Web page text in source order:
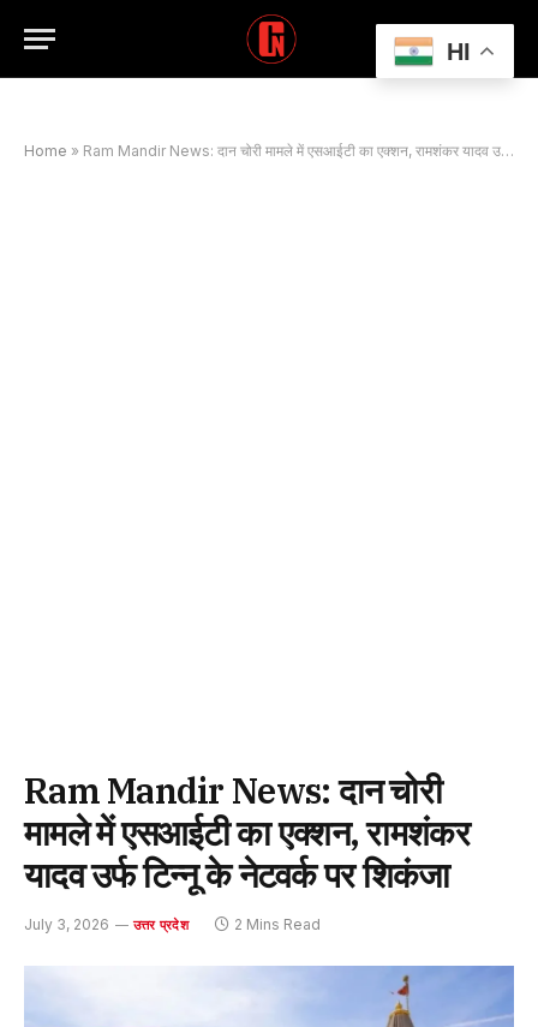
Home » Ram Mandir News: दान चोरी मामले में एसआईटी का एक्शन, रामशंकर यादव उर्फ टिन्नू के नेटवर्क पर शिकंजा
Ram Mandir News: दान चोरी
मामले में एसआईटी का एक्शन, रामशंकर
यादव उर्फ टिन्नू के नेटवर्क पर शिकंजा
July 3, 2026 उत्तर प्रदेश 2 Mins Read
HI